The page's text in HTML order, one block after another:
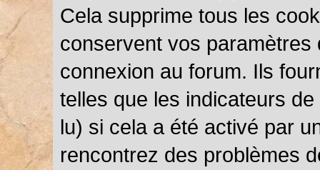
Cela supprime tous les
conservent vos paramètres
connexion au forum. Ils
telles que les indicateurs
lu) si cela a été activé par
rencontrez des problèmes